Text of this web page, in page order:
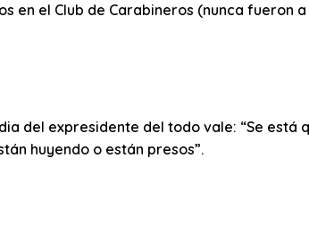
en el Club de Carabineros (nunca fueron
del expresidente del todo vale: “Se está
huyendo o están presos”.